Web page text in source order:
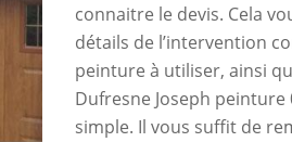
connaitre le devis. Cela
détails de l’intervention
peinture à utiliser, ainsi
Dufresne Joseph
simple. Il vous suffit de